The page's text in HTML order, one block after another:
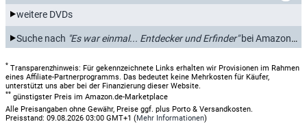
weitere DVDs
Suche nach "Es war einmal... Entdecker und Erfinder"bei Amazon.de
* Transparenzhinweis: Für gekennzeichnete Links erhalten wir Provisionen im Rahmen
eines Affiliate-Partnerprogramms. Das bedeutet keine Mehrkosten für Käufer,
unterstützt uns aber bei der Finanzierung dieser Website.
** günstigster Preis im Amazon.de-Marketplace
Alle Preisangaben ohne Gewähr, Preise ggf. plus Porto & Versandkosten.
Preisstand: 09.08.2026 03:00 GMT+1 (Mehr Informationen)